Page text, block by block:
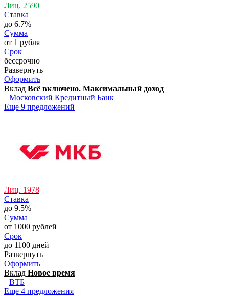
Лиц. 2590
Ставка
до 6.7%
Сумма
от 1 рубля
Срок
бессрочно
Развернуть
Оформить
Вклад Всё включено. Максимальный доход
Московский Кредитный Банк
Еще 9 предложений
Лиц. 1978
Ставка
до 9.5%
Сумма
от 1000 рублей
Срок
до 1100 дней
Развернуть
Оформить
Вклад Новое время
ВТБ
Еще 4 предложения